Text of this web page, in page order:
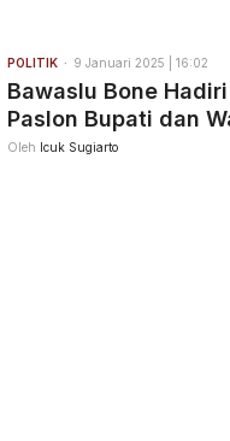
POLITIK 9 Januari 2025 | 16:02
Bawaslu Bone
Paslon Bupati dan
Oleh Icuk Sugiarto